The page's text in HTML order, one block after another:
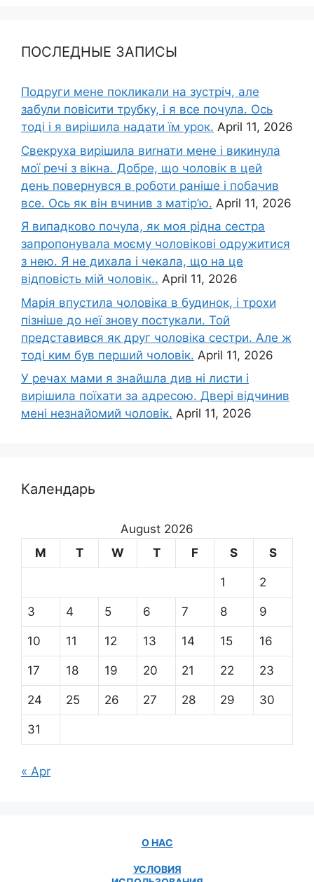
ПОСЛЕДНЫЕ ЗАПИСЫ
Подруги мене покликали на зустріч, але
забули повісити трубку, і я все почула. Ось
тоді і я вирішила надати їм урок. April 11, 2026
Свекруха вирішила виrнати мене і викинула
мої речі з вікна. Добре, що чоловік в цей
день повернувся в роботи раніше і побачив
все. Ось як він вчинив з матір’ю. April 11, 2026
Я випадково почула, як моя рідна сестра
запропонувала моєму чоловікові одружитися
з нею. Я не дихала і чекала, що на це
відповість мій чоловік.. April 11, 2026
Марія впустила чоловіка в будинок, і трохи
пізніше до неї знову постукали. Той
представився як друг чоловіка сестри. Але ж
тоді ким був перший чоловік. April 11, 2026
У речах мами я знайшла див ні листи і
вирішила поїхати за адресою. Двері відчинив
мені незнайомий чоловік. April 11, 2026
Календарь
August 2026
M
T W T F S S
1 2
3 4 5 6 7 8 9
10 11 12 13 14 15 16
17 18 19 20 21 22 23
24 25 26 27 28 29 30
31
« Apr
О НАС
УСЛОВИЯ